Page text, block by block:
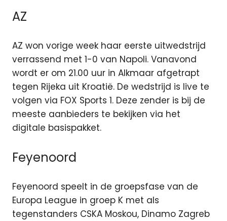
AZ
AZ won vorige week haar eerste uitwedstrijd
verrassend met 1-0 van Napoli. Vanavond
wordt er om 21.00 uur in Alkmaar afgetrapt
tegen Rijeka uit Kroatië. De wedstrijd is live te
volgen via FOX Sports 1. Deze zender is bij de
meeste aanbieders te bekijken via het
digitale basispakket.
Feyenoord
Feyenoord speelt in de groepsfase van de
Europa League in groep K met als
tegenstanders CSKA Moskou, Dinamo Zagreb